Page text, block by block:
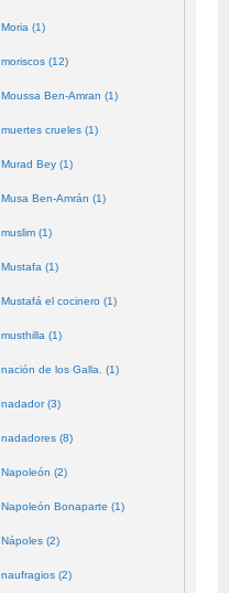
Moria (1)
moriscos (12)
Moussa Ben-Amran (1)
muertes crueles (1)
Murad Bey (1)
Musa Ben-Amrán (1)
muslim (1)
Mustafa (1)
Mustafá el cocinero (1)
musthilla (1)
nación de los Galla. (1)
nadador (3)
nadadores (8)
Napoleón (2)
Napoleón Bonaparte (1)
Nápoles (2)
naufragios (2)